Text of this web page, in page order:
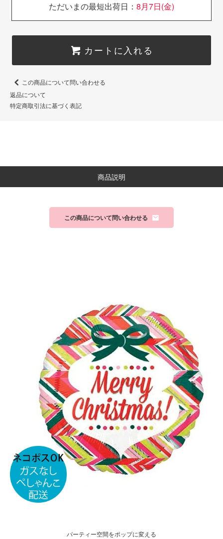
ただいまの最短出荷日： 8月7日(金)
カートに入れる
この商品について問い合わせる
返品について
特定商取引法に基づく表記
商品説明
この商品について問い合わせる
パーティー空間をポップに変える